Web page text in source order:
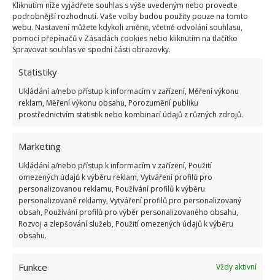
Kliknutím níže vyjádřete souhlas s výše uvedeným nebo proveďte
podrobnější rozhodnutí. Vaše volby budou použity pouze na tomto
webu. Nastavení můžete kdykoli změnit, včetně odvolání souhlasu,
pomocí přepínačů v Zásadách cookies nebo kliknutím na tlačítko
Spravovat souhlas ve spodní části obrazovky.
Statistiky
Ukládání a/nebo přístup k informacím v zařízení, Měření výkonu
reklam, Měření výkonu obsahu, Porozumění publiku
prostřednictvím statistik nebo kombinací údajů z různých zdrojů.
Marketing
Ukládání a/nebo přístup k informacím v zařízení, Použití
omezených údajů k výběru reklam, Vytváření profilů pro
personalizovanou reklamu, Používání profilů k výběru
personalizované reklamy, Vytváření profilů pro personalizovaný
obsah, Používání profilů pro výběr personalizovaného obsahu,
Rozvoj a zlepšování služeb, Použití omezených údajů k výběru
obsahu.
Funkce
Vždy aktivní
správného sběrného kontejneru, a umožníme tak
recyklaci vytříděného odpadu, která ochrání životní
prostředí. Třídit odpad má prostě smysl.
ODPAD TŘÍDĚNÍ
Hana Musilová
Do redakce Bydlimeutulne.cz se
přidala během svých studií a práce
redaktorky ji tak nadchla, že se
rozhodla zůstat. Její v... [Více o